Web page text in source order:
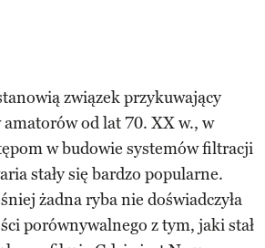
związek przykuwający
od lat 70. XX w., w
w budowie systemów filtracji
stały się bardzo popularne.
żadna ryba nie doświadczyła
porównywalnego z tym, jaki stał